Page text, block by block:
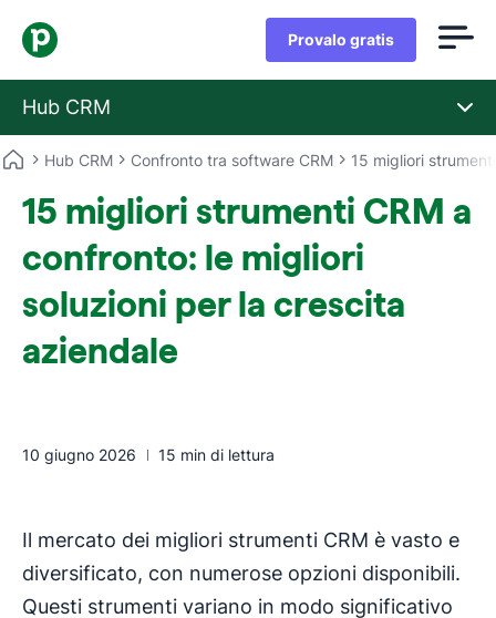
Provalo gratis
Hub CRM
Hub CRM Confronto tra software CRM 15 migliori
15 migliori strumenti CRM a
confronto: le migliori
soluzioni per la crescita
aziendale
10 giugno 2026 15 min di lettura
Il mercato dei migliori strumenti CRM è vasto e
diversificato, con numerose opzioni disponibili.
Questi strumenti variano in modo significativo